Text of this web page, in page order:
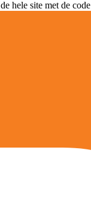
hele site met de code